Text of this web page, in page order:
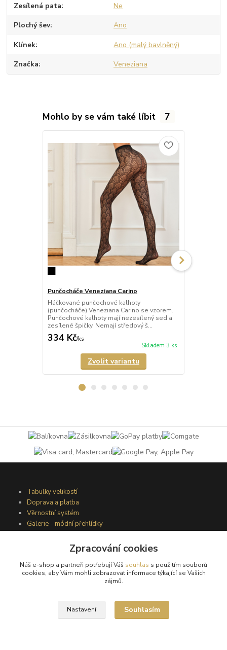
Zesílená pata Ne
Plochý šev Ano
Klínek Ano (malý bavlněný)
Značka Veneziana
Mohlo by se vám také líbit 7
Punčocháče Veneziana Carino
Háčkované punčochové kalhoty
(punčocháče) Veneziana Carino se vzorem.
Punčochové kalhoty mají nezesílený sed a
zesílené špičky. Nemají středový š...
334 Kč/ks
Skladem 3 ks
Zvolit variantu
Tabulky velikostí
Doprava a platba
Věrnostní systém
Galerie - módní přehlídky
Obchodní podmínky
Zpracování cookies
Náš e-shop a partneři potřebují Váš souhlas s použitím souborů
cookies, aby Vám mohli zobrazovat informace týkající se Vašich
zájmů.
Nastavení Souhlasím